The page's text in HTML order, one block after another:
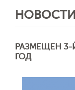
НОВОСТИ
РАЗМЕЩЕН 3-
ГОД